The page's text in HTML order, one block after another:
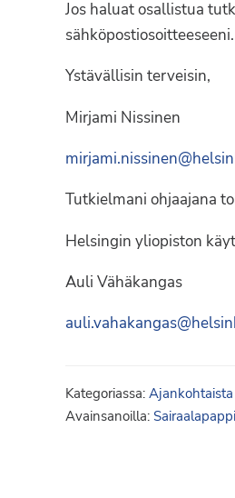
Jos haluat osallistua
Ystävällisin terveisin,
Mirjami Nissinen
Tutkielmani ohjaajana
Helsingin yliopiston
Auli Vähäkangas
Kategoriassa:Ajankohtaista
Avainsanoilla:Sairaalapappi